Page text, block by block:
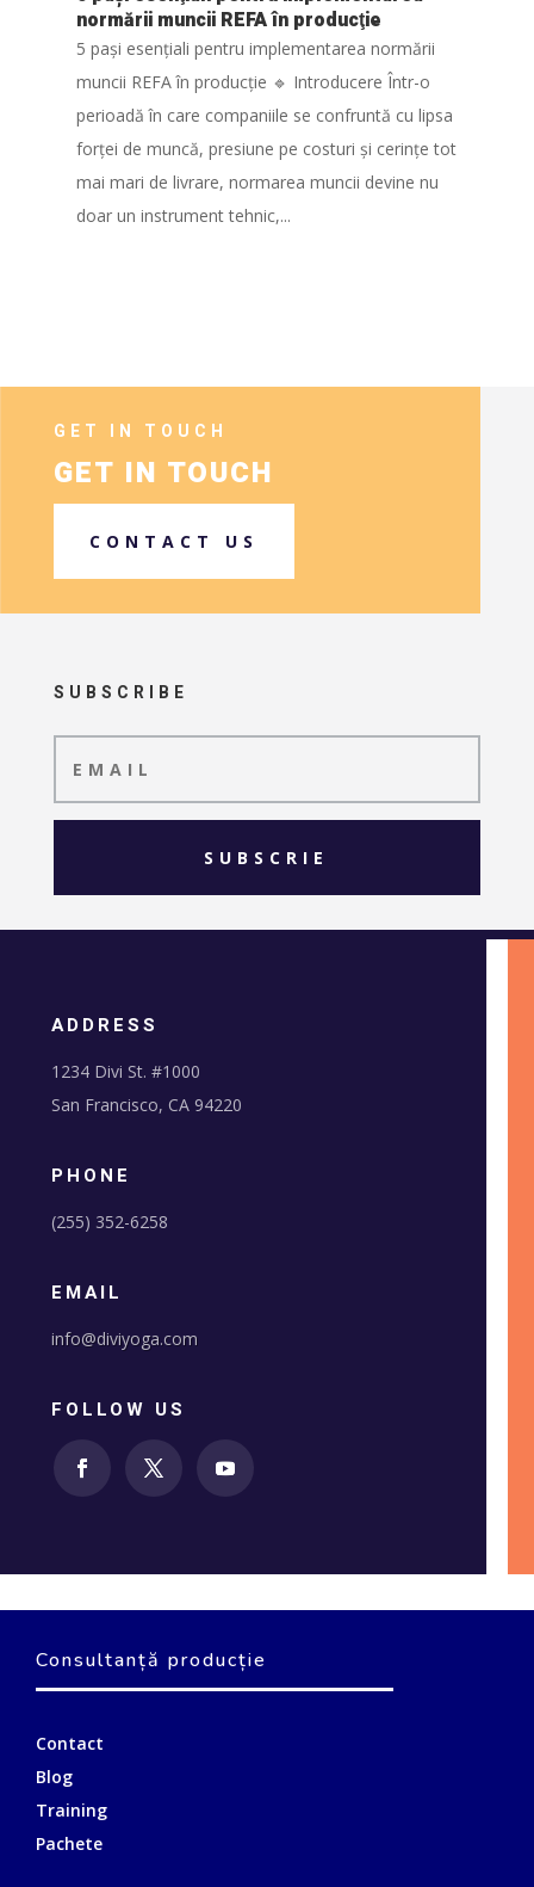
normării muncii REFA în producţie
5 pași esențiali pentru implementarea normării
muncii REFA în producție 🔹 Introducere Într-o
perioadă în care companiile se confruntă cu lipsa
forței de muncă, presiune pe costuri și cerințe tot
mai mari de livrare, normarea muncii devine nu
doar un instrument tehnic,...
GET IN TOUCH
GET IN TOUCH
CONTACT US
SUBSCRIBE
SUBSCRIE
ADDRESS
1234 Divi St. #1000
San Francisco, CA 94220
PHONE
(255) 352-6258
EMAIL
info@diviyoga.com
FOLLOW US
Consultanță producție
Contact
Blog
Training
Pachete